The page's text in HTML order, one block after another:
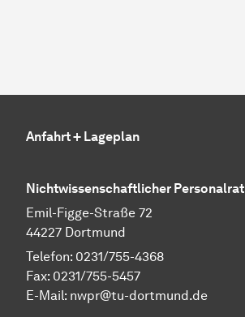
Anfahrt + Lageplan
Nichtwissenschaftlicher Personalrat
Emil-Figge-Straße 72
44227 Dortmund
Telefon: 0231/755-4368
Fax: 0231/755-5457
E-Mail: nwpr@tu-dortmund.de